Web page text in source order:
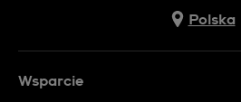
Polska
Wsparcie